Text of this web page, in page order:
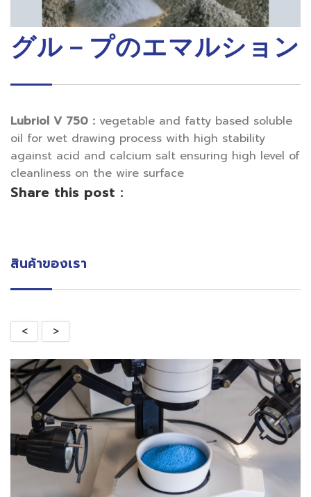
グル－プのエマルション
Lubriol V 750 : vegetable and fatty based soluble
oil for wet drawing process with high stability
against acid and calcium salt ensuring high level of
cleanliness on the wire surface
Share this post :
สินค้าของเรา